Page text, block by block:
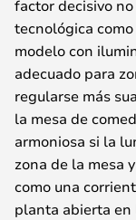
factor decisivo
tecnológica
modelo con
adecuado para
regularse más
la mesa de
armoniosa si la
zona de la mesa
como una
planta abierta en